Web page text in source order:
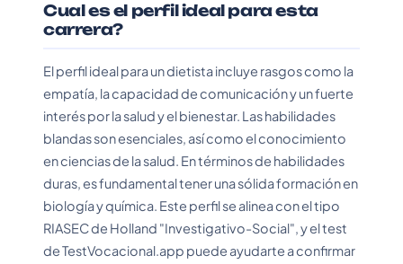
Cual es el perfil ideal para esta
carrera?
El perfil ideal para un dietista incluye rasgos como la
empatía, la capacidad de comunicación y un fuerte
interés por la salud y el bienestar. Las habilidades
blandas son esenciales, así como el conocimiento
en ciencias de la salud. En términos de habilidades
duras, es fundamental tener una sólida formación en
biología y química. Este perfil se alinea con el tipo
RIASEC de Holland "Investigativo-Social", y el test
de TestVocacional.app puede ayudarte a confirmar